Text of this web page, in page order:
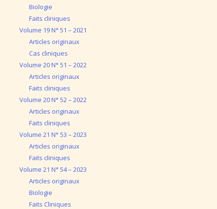
Biologie
Faits cliniques
Volume 19 N° 51 – 2021
Articles originaux
Cas cliniques
Volume 20 N° 51 – 2022
Articles originaux
Faits cliniques
Volume 20 N° 52 – 2022
Articles originaux
Faits cliniques
Volume 21 N° 53 – 2023
Articles originaux
Faits cliniques
Volume 21 N° 54 – 2023
Articles originaux
Biologie
Faits Cliniques